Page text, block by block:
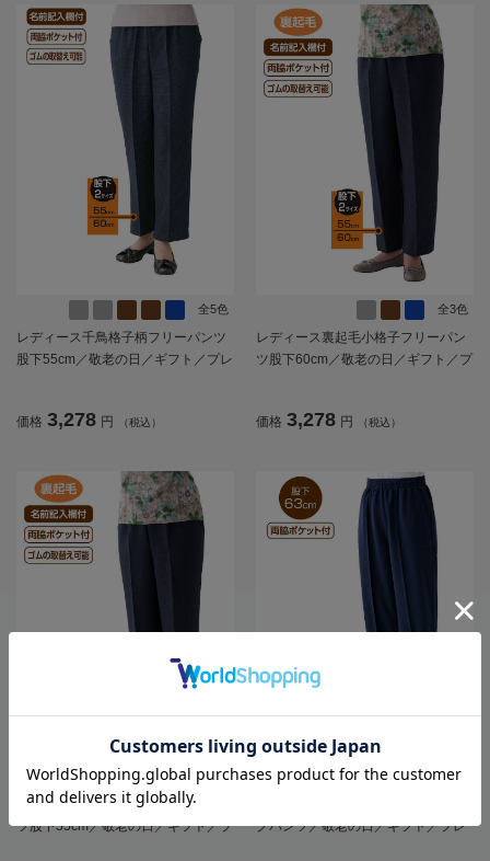
全5色
レディース千鳥格子柄フリーパンツ
股下55cm／敬老の日／ギフト／プレ
価格 3,278 円 （税込）
全3色
レディース裏起毛小格子フリーパン
ツ股下60cm／敬老の日／ギフト／プ
価格 3,278 円 （税込）
全3色
レディース裏起毛小格子フリーパン
ツ股下55cm／敬老の日／ギフト／プ
全2色
グパンツ／敬老の日／ギフト／プレ